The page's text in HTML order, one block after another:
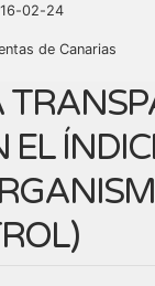
de Canarias
02-24
EL
)